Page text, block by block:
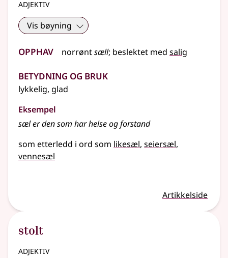
adjektiv
Vis bøyning
Opphav norrøntsæll; beslektet med salig
Betydning og bruk
lykkelig, glad
Eksempel
sæler den som har helse og forstand
som etterledd i ord som likesæl seiersæl
vennesæl
Artikkelside
stolt
adjektiv